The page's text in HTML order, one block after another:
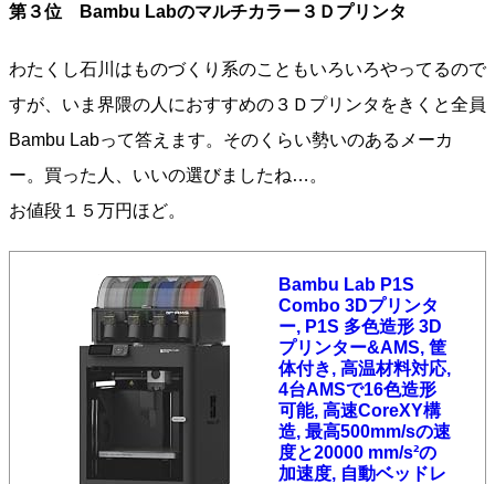
第３位 Bambu Labのマルチカラー３Ｄプリンタ
わたくし石川はものづくり系のこともいろいろやってるので
すが、いま界隈の人におすすめの３Ｄプリンタをきくと全員
Bambu Labって答えます。そのくらい勢いのあるメーカ
ー。買った人、いいの選びましたね…。
お値段１５万円ほど。
Bambu Lab P1S
Combo 3Dプリンタ
ー, P1S 多色造形 3D
プリンター&AMS, 筐
体付き, 高温材料対応,
4台AMSで16色造形
可能, 高速CoreXY構
造, 最高500mm/sの速
度と20000 mm/s²の
加速度, 自動ベッドレ